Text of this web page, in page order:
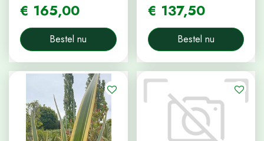
€ 165,00
Bestel nu
€ 137,50
Bestel nu